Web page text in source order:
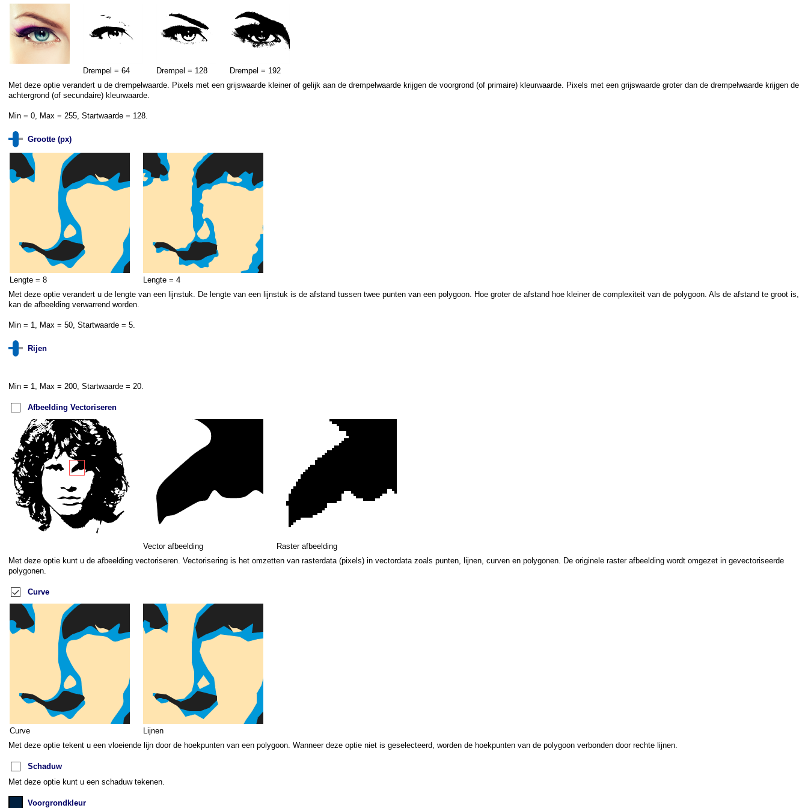
Drempel = 64 Drempel = 128
Drempel = 192
Met deze optie verandert u de drempelwaarde. Pixels met een grijswaarde kleiner of gelijk aan de drempelwaarde krijgen de voorgrond (of primaire) kleurwaarde. Pixels met een grijswaarde groter dan de drempelwaarde krijgen de
achtergrond (of secundaire) kleurwaarde.
Min = 0, Max = 255, Startwaarde = 128.
Grootte (px)
Lengte = 8
Lengte = 4
Met deze optie verandert u de lengte van een lijnstuk. De lengte van een lijnstuk is de afstand tussen twee punten van een polygoon. Hoe groter de afstand hoe kleiner de complexiteit van de polygoon. Als de afstand te groot is,
kan de afbeelding verwarrend worden.
Min = 1, Max = 50, Startwaarde = 5.
Rijen
Min = 1, Max = 200, Startwaarde = 20.
Afbeelding Vectoriseren
Vector afbeelding
Raster afbeelding
Met deze optie kunt u de afbeelding vectoriseren. Vectorisering is het omzetten van rasterdata (pixels) in vectordata zoals punten, lijnen, curven en polygonen. De originele raster afbeelding wordt omgezet in gevectoriseerde
polygonen.
Curve
Curve
Lijnen
Met deze optie tekent u een vloeiende lijn door de hoekpunten van een polygoon. Wanneer deze optie niet is geselecteerd, worden de hoekpunten van de polygoon verbonden door rechte lijnen.
Schaduw
Met deze optie kunt u een schaduw tekenen.
Voorgrondkleur